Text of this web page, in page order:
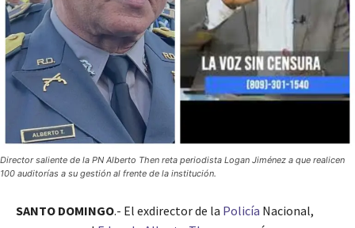
Director saliente de la PN Alberto Then reta periodista Logan Jiménez a que realicen
100 auditorías a su gestión al frente de la institución.
SANTO DOMINGO.- El exdirector de la Policía Nacional,